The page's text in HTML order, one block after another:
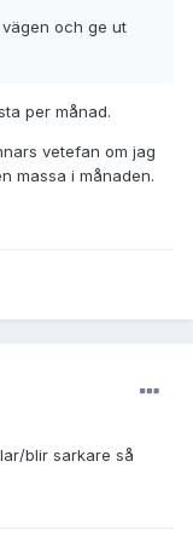
och ge ut
per månad.
vetefan om jag
massa i månaden.
blir sarkare så